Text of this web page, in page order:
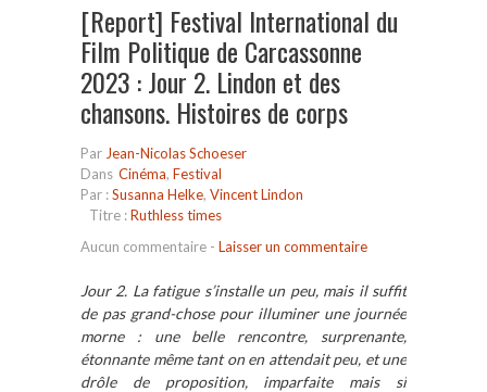
[Report] Festival International du
Film Politique de Carcassonne
2023 : Jour 2. Lindon et des
chansons. Histoires de corps
Par Jean-Nicolas Schoeser
Dans Cinéma, Festival
Par :Susanna Helke, Vincent Lindon
Titre :Ruthless times
Aucun commentaire - Laisser un commentaire
Jour 2. La fatigue s’installe un peu, mais il suffit
de pas grand-chose pour illuminer une journée
morne : une belle rencontre, surprenante,
étonnante même tant on en attendait peu, et une
drôle de proposition, imparfaite mais si